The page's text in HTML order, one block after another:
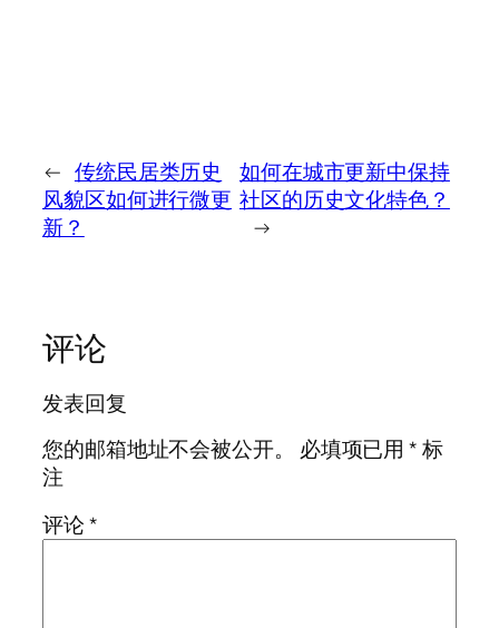
← 传统民居类历史
风貌区如何进行微更
新？
如何在城市更新中保持
社区的历史文化特色？
→
评论
发表回复
您的邮箱地址不会被公开。
必填项已用*标
注
评论*